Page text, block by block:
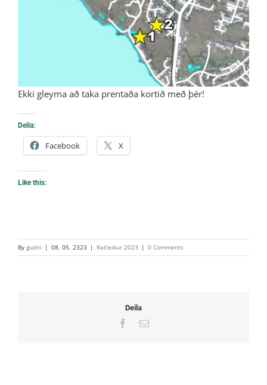
Ekki gleyma að taka prentaða kortið með þér!
Deila:
Facebook X
Like this:
By gudni | 08. 05. 2323 | Ratleikur 2023 | 0 Comments
Deila
Facebook
Email